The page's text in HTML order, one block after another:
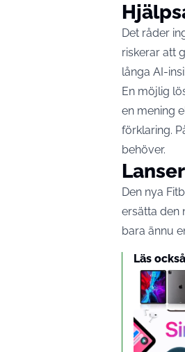
Det råder
riskerar att
långa AI-
En möjlig
en mening
förklaring.
behöver.
Den nya
ersätta den
bara ännu
Läs också